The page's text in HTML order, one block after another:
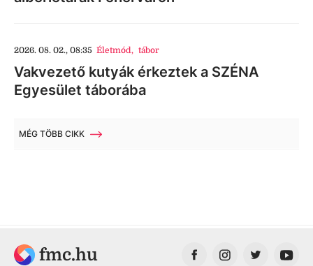
2026. 08. 02., 08:35 Életmód, tábor
Vakvezető kutyák érkeztek a SZÉNA
Egyesület táborába
MÉG TÖBB CIKK
fmc.hu